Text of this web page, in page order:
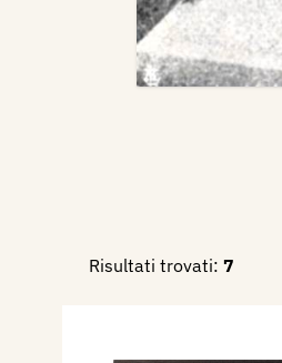
Risultati trovati: 7